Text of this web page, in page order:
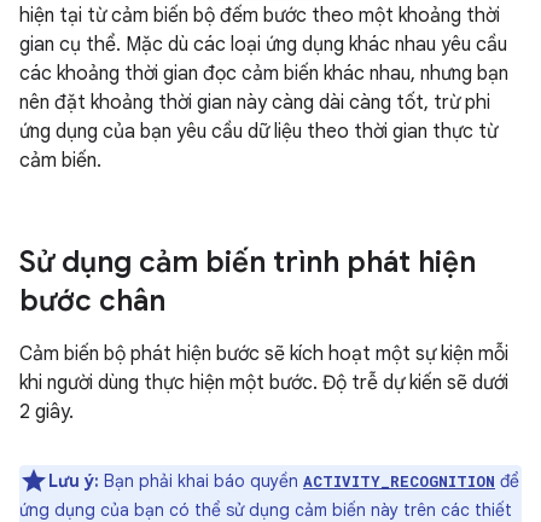
hiện tại từ cảm biến bộ đếm bước theo một khoảng thời
gian cụ thể. Mặc dù các loại ứng dụng khác nhau yêu cầu
các khoảng thời gian đọc cảm biến khác nhau, nhưng bạn
nên đặt khoảng thời gian này càng dài càng tốt, trừ phi
ứng dụng của bạn yêu cầu dữ liệu theo thời gian thực từ
cảm biến.
Sử dụng cảm biến trình phát hiện
bước chân
Cảm biến bộ phát hiện bước sẽ kích hoạt một sự kiện mỗi
khi người dùng thực hiện một bước. Độ trễ dự kiến sẽ dưới
2 giây.
Lưu ý: Bạn phải khai báo quyền ACTIVITY_RECOGNITION để
ứng dụng của bạn có thể sử dụng cảm biến này trên các thiết